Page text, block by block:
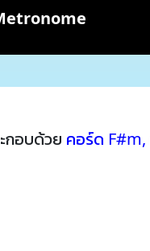
กอบด้วย คอร์ด F#m,